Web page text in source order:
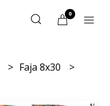
0
Faja 8x30